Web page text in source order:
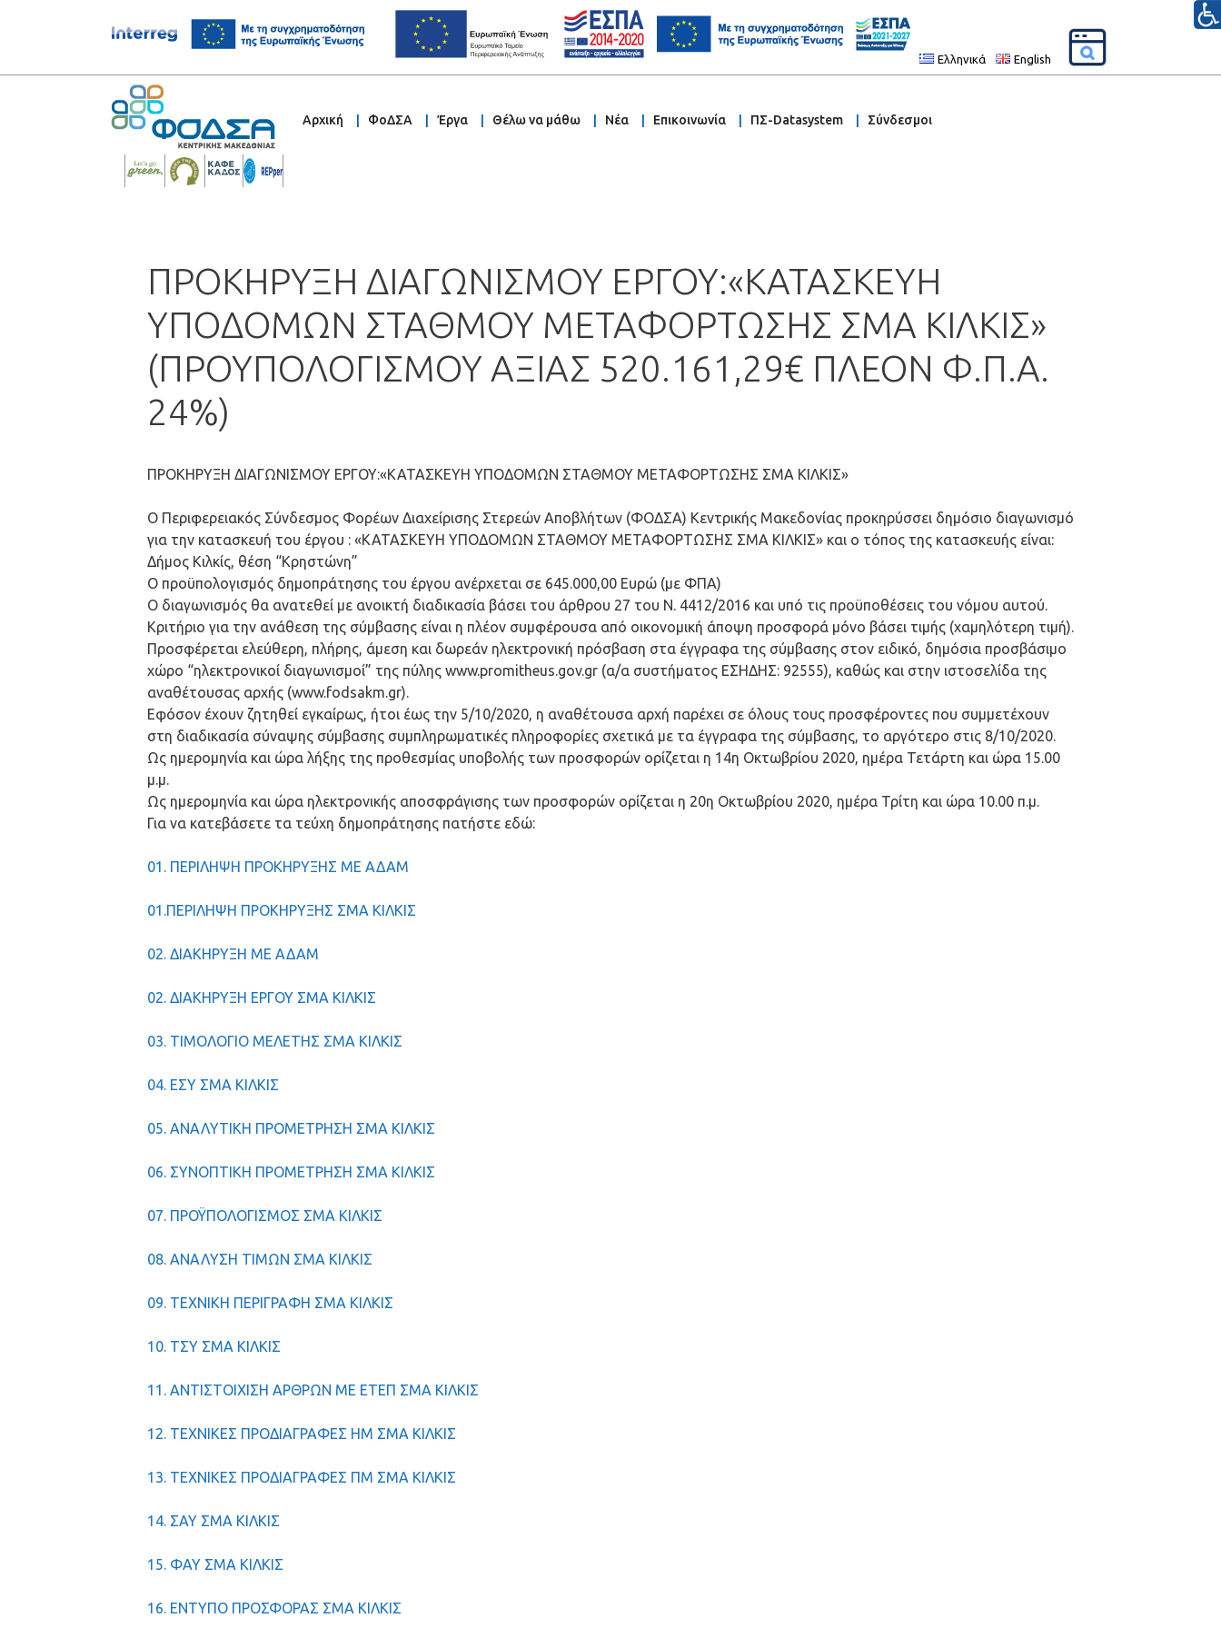
Ελληνικά English
Αρχική ΦοΔΣΑ Έργα Θέλω να μάθω Νέα Επικοινωνία ΠΣ-Datasystem Σύνδεσμοι
ΠΡΟΚΗΡΥΞΗ ΔΙΑΓΩΝΙΣΜΟΥ ΕΡΓΟΥ:«ΚΑΤΑΣΚΕΥΗ
ΥΠΟΔΟΜΩΝ ΣΤΑΘΜΟΥ ΜΕΤΑΦΟΡΤΩΣΗΣ ΣΜΑ ΚΙΛΚΙΣ»
(ΠΡΟΥΠΟΛΟΓΙΣΜΟΥ ΑΞΙΑΣ 520.161,29€ ΠΛΕΟΝ Φ.Π.Α.
24%)
ΠΡΟΚΗΡΥΞΗ ΔΙΑΓΩΝΙΣΜΟΥ ΕΡΓΟΥ:«ΚΑΤΑΣΚΕΥΗ ΥΠΟΔΟΜΩΝ ΣΤΑΘΜΟΥ ΜΕΤΑΦΟΡΤΩΣΗΣ ΣΜΑ ΚΙΛΚΙΣ»
O Περιφερειακός Σύνδεσμος Φορέων Διαχείρισης Στερεών Αποβλήτων (ΦΟΔΣΑ) Κεντρικής Μακεδονίας προκηρύσσει δημόσιο διαγωνισμό
για την κατασκευή του έργου : «ΚΑΤΑΣΚΕΥΗ ΥΠΟΔΟΜΩΝ ΣΤΑΘΜΟΥ ΜΕΤΑΦΟΡΤΩΣΗΣ ΣΜΑ ΚΙΛΚΙΣ» και ο τόπος της κατασκευής είναι:
Δήμος Κιλκίς, θέση “Κρηστώνη”
Ο προϋπολογισμός δημοπράτησης του έργου ανέρχεται σε 645.000,00 Ευρώ (με ΦΠΑ)
Ο διαγωνισμός θα ανατεθεί με ανοικτή διαδικασία βάσει του άρθρου 27 του Ν. 4412/2016 και υπό τις προϋποθέσεις του νόμου αυτού.
Κριτήριο για την ανάθεση της σύμβασης είναι η πλέον συμφέρουσα από οικονομική άποψη προσφορά μόνο βάσει τιμής (χαμηλότερη τιμή).
Προσφέρεται ελεύθερη, πλήρης, άμεση και δωρεάν ηλεκτρονική πρόσβαση στα έγγραφα της σύμβασης στον ειδικό, δημόσια προσβάσιμο
χώρο “ηλεκτρονικοί διαγωνισμοί” της πύλης www.promitheus.gov.gr (α/α συστήματος ΕΣΗΔΗΣ: 92555), καθώς και στην ιστοσελίδα της
αναθέτουσας αρχής (www.fodsakm.gr).
Εφόσον έχουν ζητηθεί εγκαίρως, ήτοι έως την 5/10/2020, η αναθέτουσα αρχή παρέχει σε όλους τους προσφέροντες που συμμετέχουν
στη διαδικασία σύναψης σύμβασης συμπληρωματικές πληροφορίες σχετικά με τα έγγραφα της σύμβασης, το αργότερο στις 8/10/2020.
Ως ημερομηνία και ώρα λήξης της προθεσμίας υποβολής των προσφορών ορίζεται η 14η Οκτωβρίου 2020, ημέρα Τετάρτη και ώρα 15.00
μ.μ.
Ως ημερομηνία και ώρα ηλεκτρονικής αποσφράγισης των προσφορών ορίζεται η 20η Οκτωβρίου 2020, ημέρα Τρίτη και ώρα 10.00 π.μ.
Για να κατεβάσετε τα τεύχη δημοπράτησης πατήστε εδώ:
01. ΠΕΡΙΛΗΨΗ ΠΡΟΚΗΡΥΞΗΣ ΜΕ ΑΔΑΜ
01.ΠΕΡΙΛΗΨΗ ΠΡΟΚΗΡΥΞΗΣ ΣΜΑ ΚΙΛΚΙΣ
02. ΔΙΑΚΗΡΥΞΗ ΜΕ ΑΔΑΜ
02. ΔΙΑΚΗΡΥΞΗ ΕΡΓΟΥ ΣΜΑ ΚΙΛΚΙΣ
03. ΤΙΜΟΛΟΓΙΟ ΜΕΛΕΤΗΣ ΣΜΑ ΚΙΛΚΙΣ
04. ΕΣΥ ΣΜΑ ΚΙΛΚΙΣ
05. ΑΝΑΛΥΤΙΚΗ ΠΡΟΜΕΤΡΗΣΗ ΣΜΑ ΚΙΛΚΙΣ
06. ΣΥΝΟΠΤΙΚΗ ΠΡΟΜΕΤΡΗΣΗ ΣΜΑ ΚΙΛΚΙΣ
07. ΠΡΟΫΠΟΛΟΓΙΣΜΟΣ ΣΜΑ ΚΙΛΚΙΣ
08. ΑΝΑΛΥΣΗ ΤΙΜΩΝ ΣΜΑ ΚΙΛΚΙΣ
09. ΤΕΧΝΙΚΗ ΠΕΡΙΓΡΑΦΗ ΣΜΑ ΚΙΛΚΙΣ
10. ΤΣΥ ΣΜΑ ΚΙΛΚΙΣ
11. ΑΝΤΙΣΤΟΙΧΙΣΗ ΑΡΘΡΩΝ ΜΕ ΕΤΕΠ ΣΜΑ ΚΙΛΚΙΣ
12. ΤΕΧΝΙΚΕΣ ΠΡΟΔΙΑΓΡΑΦΕΣ HM ΣΜΑ ΚΙΛΚΙΣ
13. ΤΕΧΝΙΚΕΣ ΠΡΟΔΙΑΓΡΑΦΕΣ ΠΜ ΣΜΑ ΚΙΛΚΙΣ
14. ΣΑΥ ΣΜΑ ΚΙΛΚΙΣ
15. ΦΑΥ ΣΜΑ ΚΙΛΚΙΣ
16. ΕΝΤΥΠΟ ΠΡΟΣΦΟΡΑΣ ΣΜΑ ΚΙΛΚΙΣ